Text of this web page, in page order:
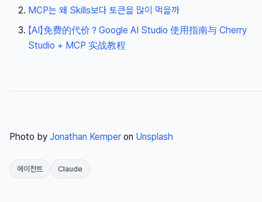
MCP는 왜 Skills보다 토큰을 많이 먹을까
【AI】免费的代价？Google AI Studio 使用指南与 Cherry
Studio + MCP 实战教程
Photo by Jonathan Kemper on Unsplash
에이전트 Claude